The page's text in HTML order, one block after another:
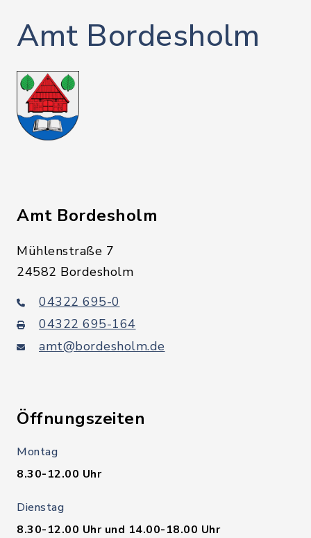
Amt Bordesholm
Amt Bordesholm
Mühlenstraße 7
24582 Bordesholm
04322 695-0
04322 695-164
amt@bordesholm.de
Öffnungszeiten
Montag
8.30-12.00 Uhr
Dienstag
8.30-12.00 Uhr und 14.00-18.00 Uhr